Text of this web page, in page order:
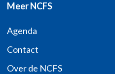
Meer NCFS
Agenda
Contact
Over de NCFS